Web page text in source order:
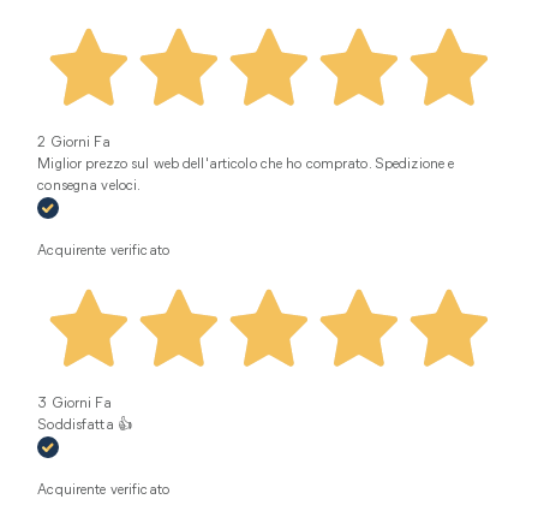
2 Giorni Fa
Miglior prezzo sul web dell'articolo che ho comprato. Spedizione e
consegna veloci.
Acquirente verificato
3 Giorni Fa
Soddisfatta 👍
Acquirente verificato